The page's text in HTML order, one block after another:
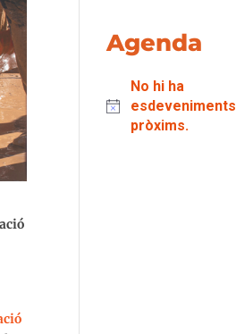
Agenda
No hi ha
esdeveniments
pròxims.